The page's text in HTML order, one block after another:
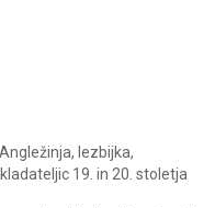
lezbijka,
19. in 20. stoletja